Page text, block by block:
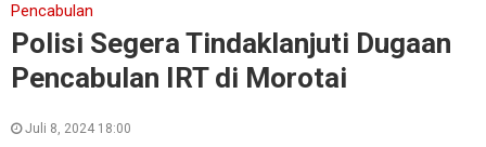
Pencabulan
Polisi Segera Tindaklanjuti Dugaan
Pencabulan IRT di Morotai
Juli 8, 2024 18:00